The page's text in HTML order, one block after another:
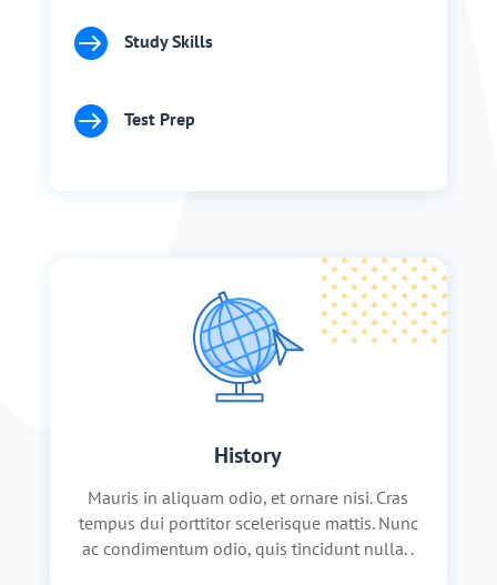
 Study Skills
 Test Prep
History
Mauris in aliquam odio, et ornare nisi. Cras
tempus dui porttitor scelerisque mattis. Nunc
ac condimentum odio, quis tincidunt nulla. .